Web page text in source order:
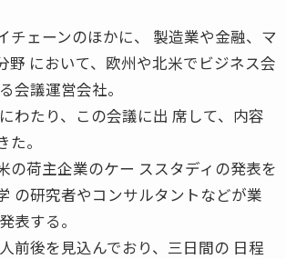
チェーンのほかに、 製造業や金融、マ
野 において、欧州や北米でビジネス会
会議運営会社。
わたり、この会議に出 席して、内容
。
の荷主企業のケー ススタディの発表を
の研究者やコンサルタントなどが業
表する。
前後を見込んでおり、三日間の 日程